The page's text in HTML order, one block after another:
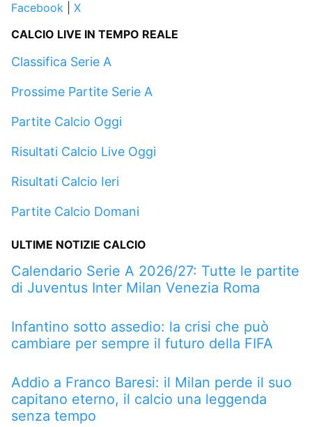
Facebook
X
CALCIO LIVE IN TEMPO REALE
Classifica Serie A
Prossime Partite Serie A
Partite Calcio Oggi
Risultati Calcio Live Oggi
Risultati Calcio Ieri
Partite Calcio Domani
ULTIME NOTIZIE CALCIO
Calendario Serie A 2026/27: Tutte le partite
di Juventus Inter Milan Venezia Roma
Infantino sotto assedio: la crisi che può
cambiare per sempre il futuro della FIFA
Addio a Franco Baresi: il Milan perde il suo
capitano eterno, il calcio una leggenda
senza tempo